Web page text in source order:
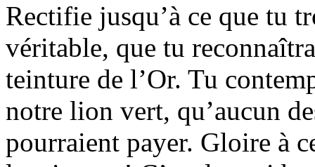
Rectifie jusqu’à ce que tu
véritable, que tu
teinture de l’Or. Tu
notre lion vert, qu’aucun
pourraient payer. Gloire à